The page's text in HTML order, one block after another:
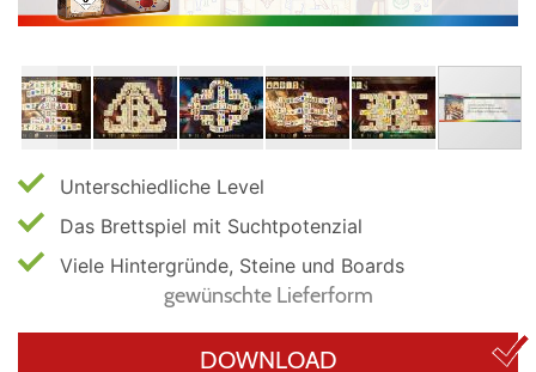
Unterschiedliche Level
Das Brettspiel mit Suchtpotenzial
Viele Hintergründe, Steine und Boards
gewünschte Lieferform
DOWNLOAD